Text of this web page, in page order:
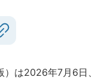
は2026年7月6日、